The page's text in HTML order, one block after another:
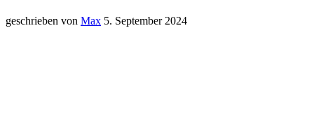
geschrieben von Max 5. September 2024